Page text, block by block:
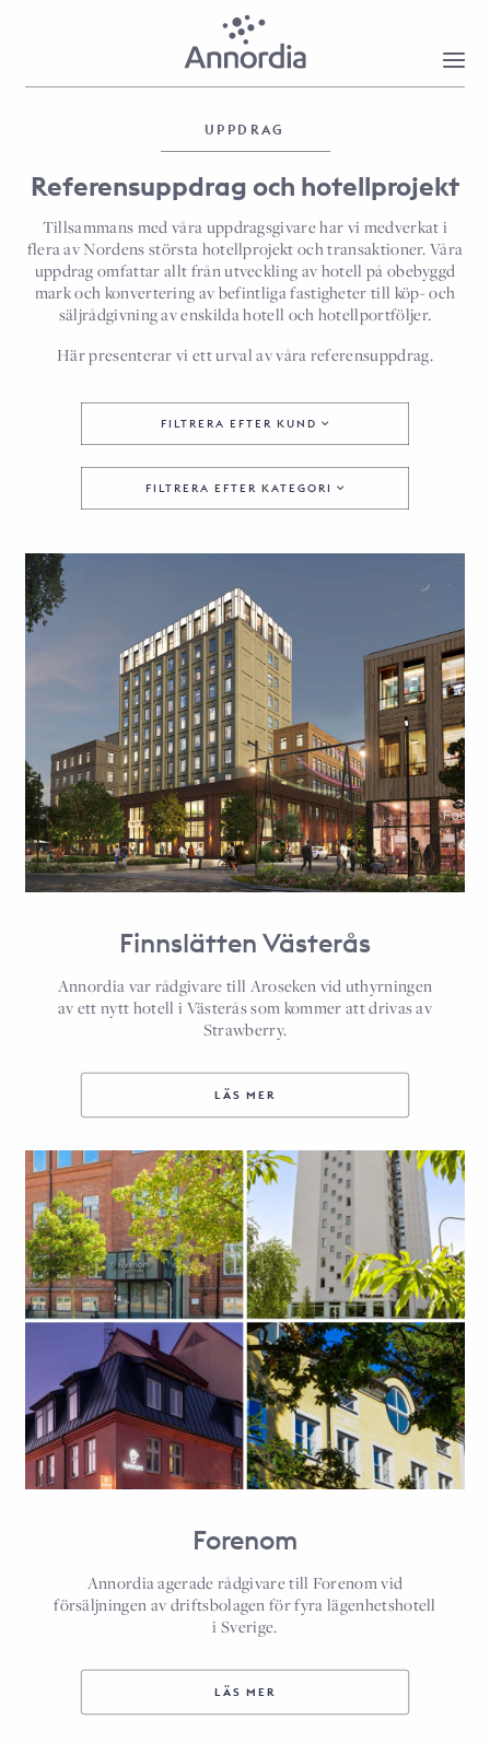
UPPDRAG
Referensuppdrag och hotellprojekt
Tillsammans med våra uppdragsgivare har vi medverkat i
flera av Nordens största hotellprojekt och transaktioner. Våra
uppdrag omfattar allt från utveckling av hotell på obebyggd
mark och konvertering av befintliga fastigheter till köp- och
säljrådgivning av enskilda hotell och hotellportföljer.
Här presenterar vi ett urval av våra referensuppdrag.
FILTRERA EFTER KUND
FILTRERA EFTER KATEGORI
Finnslätten Västerås
Annordia var rådgivare till Aroseken vid uthyrningen
av ett nytt hotell i Västerås som kommer att drivas av
Strawberry.
LÄS MER
Forenom
Annordia agerade rådgivare till Forenom vid
försäljningen av driftsbolagen för fyra lägenhetshotell
i Sverige.
LÄS MER